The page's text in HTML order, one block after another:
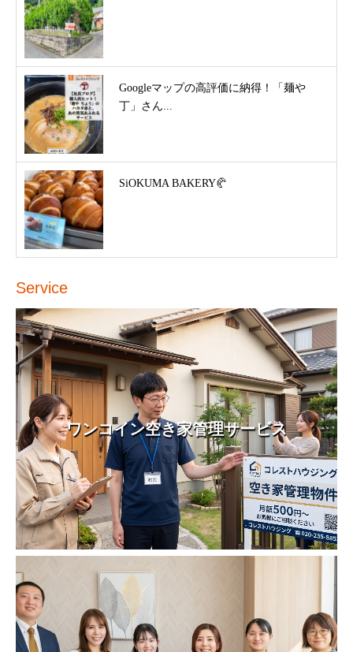
Googleマップの高評価に納得！「麺や
丁」さん...
SiOKUMA BAKERY🥐
Service
ワンコイン空き家管理サービス